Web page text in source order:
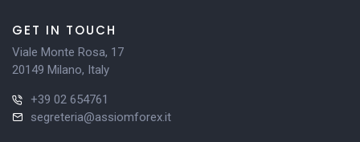
GET IN TOUCH
Viale Monte Rosa, 17
20149 Milano, Italy
+39 02 654761
segreteria@assiomforex.it